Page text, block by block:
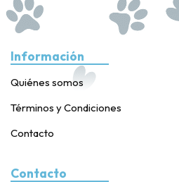
Información
Quiénes somos
Términos y Condiciones
Contacto
Contacto